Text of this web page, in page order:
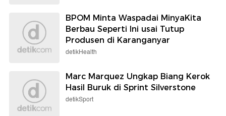
BPOM Minta Waspadai MinyaKita
Berbau Seperti Ini usai Tutup
Produsen di Karanganyar
detikHealth
Marc Marquez Ungkap Biang Kerok
Hasil Buruk di Sprint Silverstone
detikSport